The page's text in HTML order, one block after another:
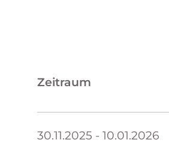
Zeitraum
30.11.2025 - 10.01.2026